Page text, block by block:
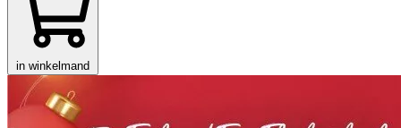
in winkelmand